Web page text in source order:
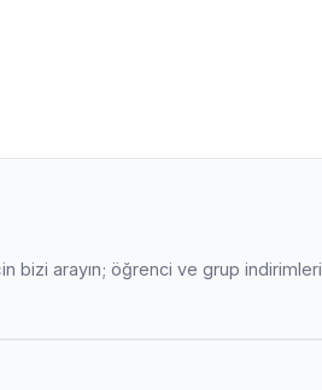
bizi arayın; öğrenci ve grup indirimleri